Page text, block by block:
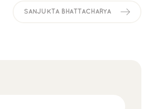
SANJUKTA BHATTACHARYA